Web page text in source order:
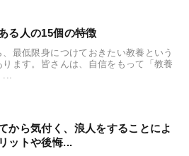
る人の15個の特徴
、最低限身につけておきたい教養という
ります。皆さんは、自信をもって「教養
から気付く、浪人をすることによ
ットや後悔...